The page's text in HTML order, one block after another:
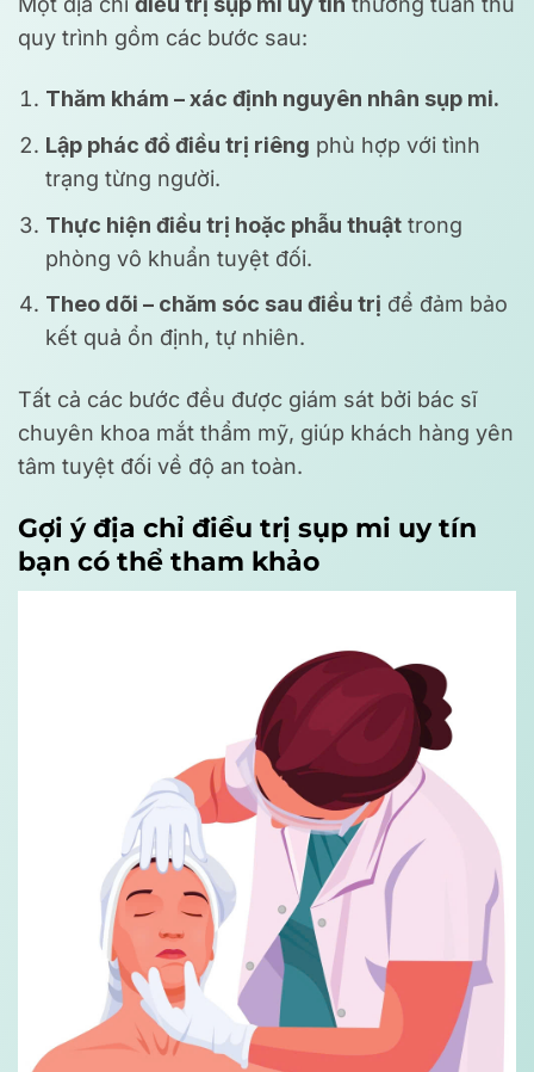
quy trình gồm các bước sau:
Thăm khám – xác định nguyên nhân sụp mi.
Lập phác đồ điều trị riêng phù hợp với tình
trạng từng người.
Thực hiện điều trị hoặc phẫu thuật trong
phòng vô khuẩn tuyệt đối.
Theo dõi – chăm sóc sau điều trị để đảm bảo
kết quả ổn định, tự nhiên.
Tất cả các bước đều được giám sát bởi bác sĩ
chuyên khoa mắt thẩm mỹ, giúp khách hàng yên
tâm tuyệt đối về độ an toàn.
Gợi ý địa chỉ điều trị sụp mi uy tín
bạn có thể tham khảo